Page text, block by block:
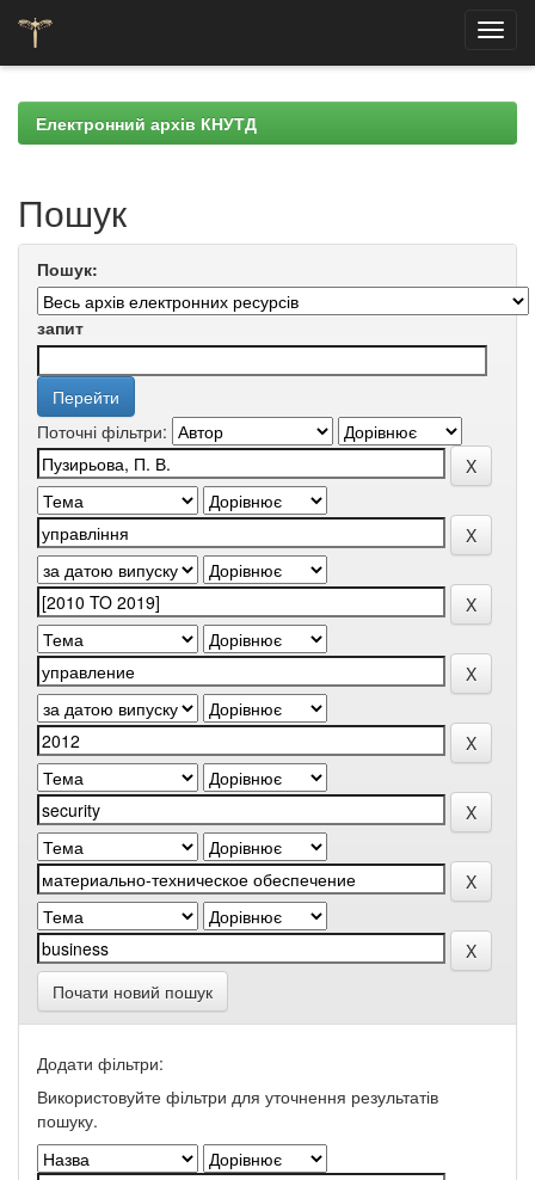
navigationЕлектронний архів КНУТД
Пошук
Пошук:
запит
Поточні фільтри:
Почати новий пошук
Додати фільтри:
Використовуйте фільтри для уточнення результатів
пошуку.